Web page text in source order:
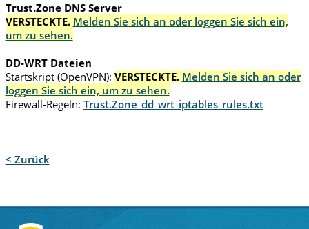
Trust.Zone DNS Server
VERSTECKTE. Melden Sie sich an oder loggen Sie sich ein,
um zu sehen.
DD-WRT Dateien
Startskript (OpenVPN): VERSTECKTE. Melden Sie sich an oder
loggen Sie sich ein, um zu sehen.
Firewall-Regeln: Trust.Zone_dd_wrt_iptables_rules.txt
< Zurück